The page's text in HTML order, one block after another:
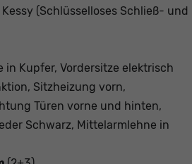
(Schlüsselloses Schließ- und
in Kupfer, Vordersitze elektrisch
Sitzheizung vorn,
Türen vorne und hinten,
Schwarz, Mittelarmlehne in